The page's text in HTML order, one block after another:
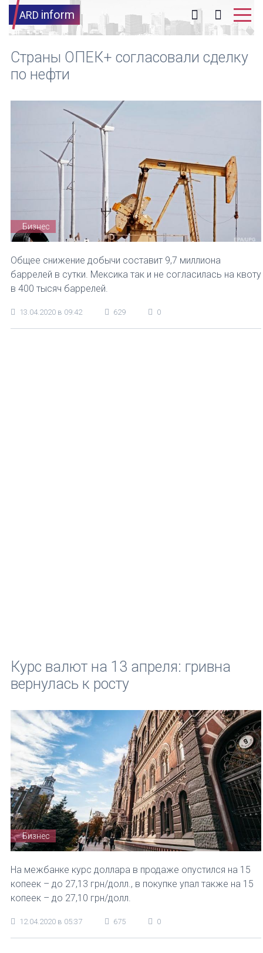
ARD inform
Страны ОПЕК+ согласовали сделку
по нефти
Бизнес
Общее снижение добычи составит 9,7 миллиона
баррелей в сутки. Мексика так и не согласилась на квоту
в 400 тысяч баррелей.
13.04.2020 в 09:42 629 0
Курс валют на 13 апреля: гривна
вернулась к росту
Бизнес
На межбанке курс доллара в продаже опустился на 15
копеек – до 27,13 грн/долл., в покупке упал также на 15
копеек – до 27,10 грн/долл.
12.04.2020 в 05:37 675 0